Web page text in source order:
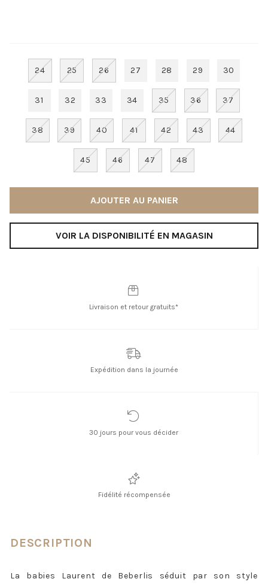
24 25 26 27 28 29 30
31 32 33 34 35 36 37
38 39 40 41 42 43 44
45 46 47 48
AJOUTER AU PANIER
VOIR LA DISPONIBILITÉ EN MAGASIN
Livraison et retour gratuits*
Expédition dans la journée
30 jours pour vous décider
Fidélité récompensée
DESCRIPTION
La babies Laurent de Beberlis séduit par son style